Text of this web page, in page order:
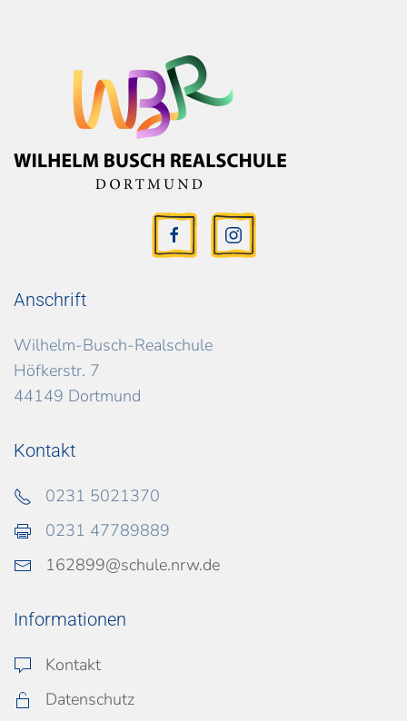
Anschrift
Wilhelm-Busch-Realschule
Höfkerstr. 7
44149 Dortmund
Kontakt
0231 5021370
0231 47789889
162899@schule.nrw.de
Informationen
Kontakt
Datenschutz